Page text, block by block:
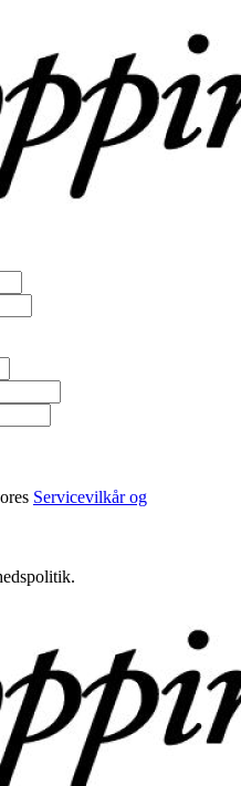
Servicevilkår og